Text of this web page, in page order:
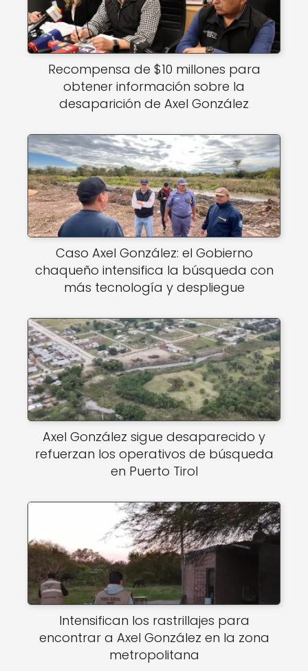
Recompensa de $10 millones para
obtener información sobre la
desaparición de Axel González
Caso Axel González: el Gobierno
chaqueño intensifica la búsqueda con
más tecnología y despliegue
Axel González sigue desaparecido y
refuerzan los operativos de búsqueda
en Puerto Tirol
Intensifican los rastrillajes para
encontrar a Axel González en la zona
metropolitana